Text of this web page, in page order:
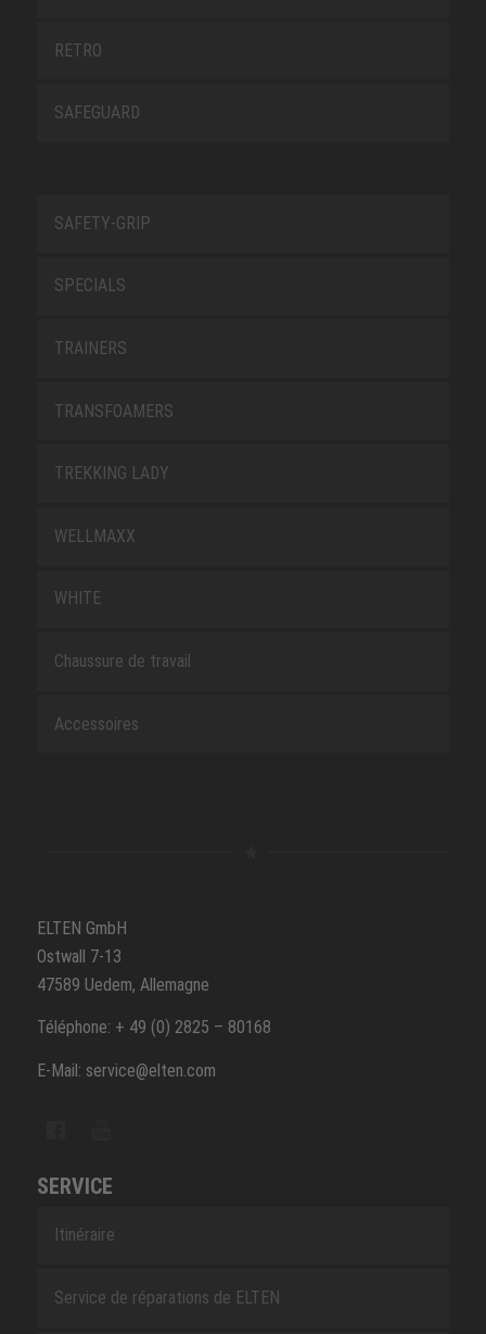
RETRO
SAFEGUARD
SAFETY-GRIP
SPECIALS
TRAINERS
TRANSFOAMERS
TREKKING LADY
WELLMAXX
WHITE
Chaussure de travail
Accessoires
ELTEN GmbH
Ostwall 7-13
47589 Uedem, Allemagne
Téléphone: + 49 (0) 2825 – 80168
E-Mail: service@elten.com
SERVICE
Itinéraire
Service de réparations de ELTEN